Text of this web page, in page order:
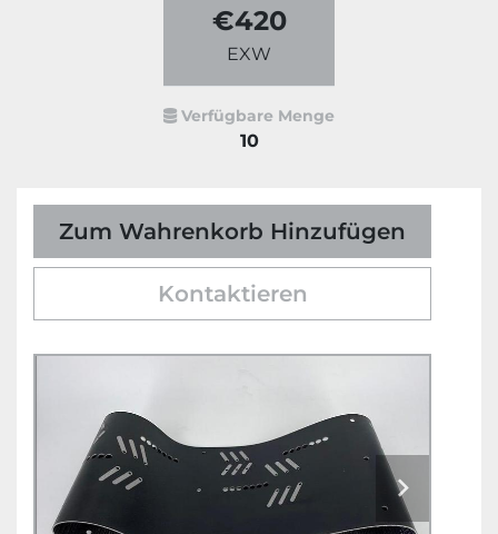
€420
EXW
Verfügbare Menge
10
Zum Wahrenkorb Hinzufügen
Kontaktieren